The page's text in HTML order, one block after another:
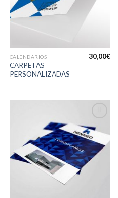
lista de
deseos
CALENDARIOS
CARPETAS
PERSONALIZADAS
30,00€
Añadir
a la
lista de
deseos